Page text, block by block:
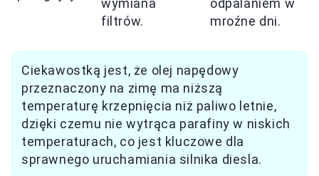
wymiana
filtrów.
odpalaniem w
mroźne dni.
Ciekawostką jest, że olej napędowy
przeznaczony na zimę ma niższą
temperaturę krzepnięcia niż paliwo letnie,
dzięki czemu nie wytrąca parafiny w niskich
temperaturach, co jest kluczowe dla
sprawnego uruchamiania silnika diesla.